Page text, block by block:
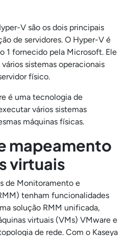
V são os dois principais
de servidores. O Hyper-V é
1 fornecido pela Microsoft. Ele
sistemas operacionais
físico.
é uma tecnologia de
vários sistemas
máquinas físicas.
mapeamento
virtuais
de Monitoramento e
tenham funcionalidades
solução RMM unificada,
virtuais (VMs) VMware e
de rede. Com o Kaseya